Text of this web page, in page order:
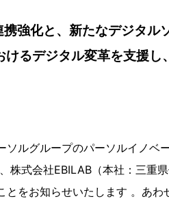
携強化と、新たなデジタ
けるデジタル変革を支援
ルグループのパーソルイノベ
株式会社EBILAB（本社：三重
とをお知らせいたします 。あ